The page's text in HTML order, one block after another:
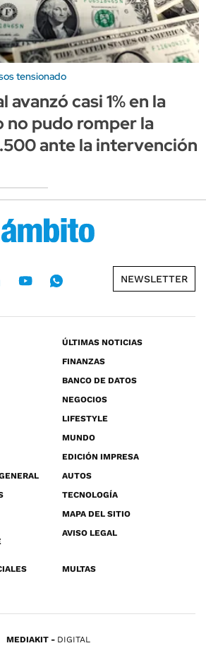
tensionado
avanzó casi 1% en la
no pudo romper la
ante la intervención
NEWSLETTER
ÚLTIMAS NOTICIAS
FINANZAS
BANCO DE DATOS
NEGOCIOS
LIFESTYLE
MUNDO
EDICIÓN IMPRESA
AUTOS
TECNOLOGÍA
MAPA DEL SITIO
AVISO LEGAL
MULTAS
MEDIAKIT DIGITAL